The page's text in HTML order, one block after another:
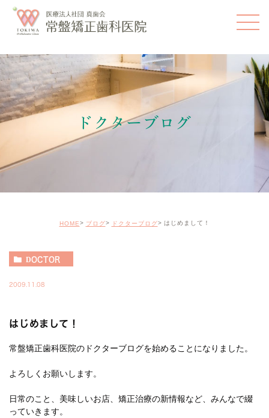
ドクターブログ
HOME ブログ ドクターブログ はじめまして！
DOCTOR
2009.11.08
はじめまして！
常盤矯正歯科医院のドクターブログを始めることになりました。
よろしくお願いします。
日常のこと、美味しいお店、矯正治療の新情報など、みんなで綴
っていきます。